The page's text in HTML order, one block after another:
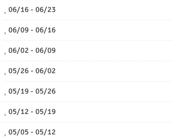
06/16 - 06/23
06/09 - 06/16
06/02 - 06/09
05/26 - 06/02
05/19 - 05/26
05/12 - 05/19
05/05 - 05/12